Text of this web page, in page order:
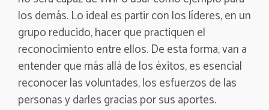
los demás. Lo ideal es partir con los líderes, en un
grupo reducido, hacer que practiquen el
reconocimiento entre ellos. De esta forma, van a
entender que más allá de los éxitos, es esencial
reconocer las voluntades, los esfuerzos de las
personas y darles gracias por sus aportes.